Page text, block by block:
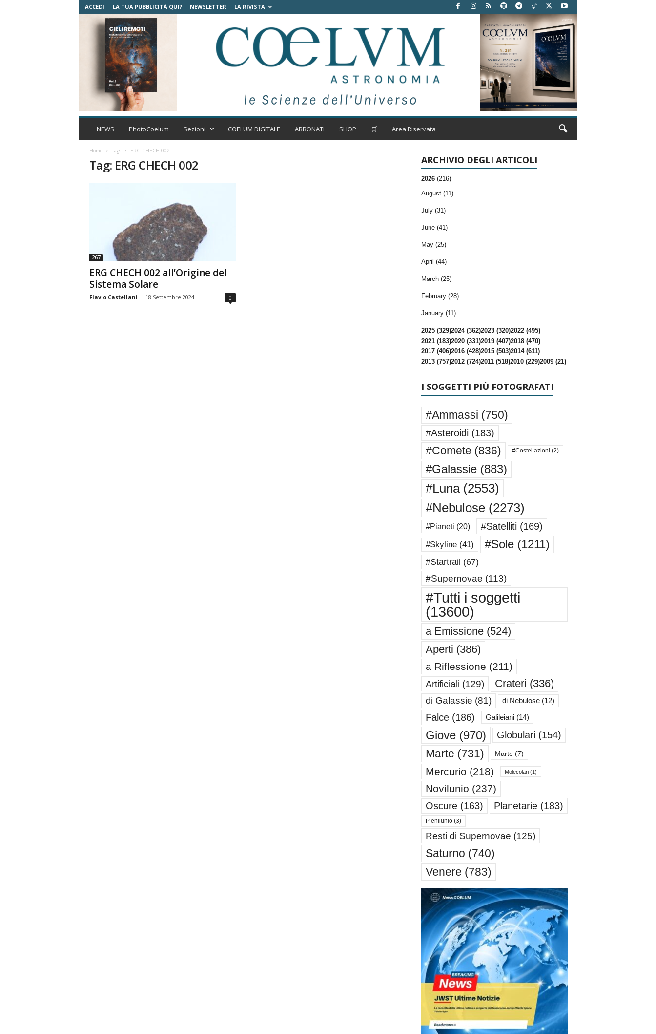
ACCEDI LA TUA PUBBLICITÀ QUI? NEWSLETTER LA RIVISTA
C
m
r
o
n
o
m
i
a
NEWS PhotoCoelum Sezioni COELUM DIGITALE ABBONATI SHOP 🛒 Area Riservata
Home Tags ERG CHECH 002
Tag: ERG CHECH 002
267
ERG CHECH 002 all’Origine del
Sistema Solare
Flavio Castellani - 18 Settembre 2024 0
ARCHIVIO DEGLI ARTICOLI
2026 (216)
August (11)
July (31)
June (41)
May (25)
April (44)
March (25)
February (28)
January (11)
2025 (329)2024 (362)2023 (320)2022 (495)
2021 (183)2020 (331)2019 (407)2018 (470)
2017 (406)2016 (428)2015 (503)2014 (611)
2013 (757)2012 (724)2011 (518)2010 (229)2009 (21)
I SOGGETTI PIÙ FOTOGRAFATI
#Ammassi (750)
#Asteroidi (183)
#Comete (836) #Costellazioni (2)
#Galassie(883)
#Luna(2553)
#Nebulose(2273)
#Pianeti (20) #Satelliti (169)
#Skyline(41) #Sole(1211)
#Startrail (67)
#Supernovae (113)
#Tutti i soggetti
(13600)
a Emissione(524)
Aperti (386)
a Riflessione (211)
Artificiali (129) Crateri (336)
di Galassie (81) di Nebulose(12)
Falce(186) Galileiani(14)
Giove(970) Globulari (154)
Marte (731) Marte(7)
Mercurio (218) Molecolari(1)
Novilunio (237)
Oscure(163) Planetarie(183)
Plenilunio(3)
Resti di Supernovae (125)
Saturno (740)
Venere (783)